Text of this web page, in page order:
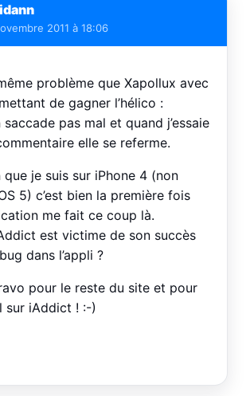
2011 à 18:06
problème que Xapollux avec
de gagner l’hélico :
saccade pas mal et quand j’essaie
elle se referme.
que je suis sur iPhone 4 (non
5) c’est bien la première fois
me fait ce coup là.
est victime de son succès
dans l’appli ?
pour le reste du site et pour
sur iAddict ! :-)